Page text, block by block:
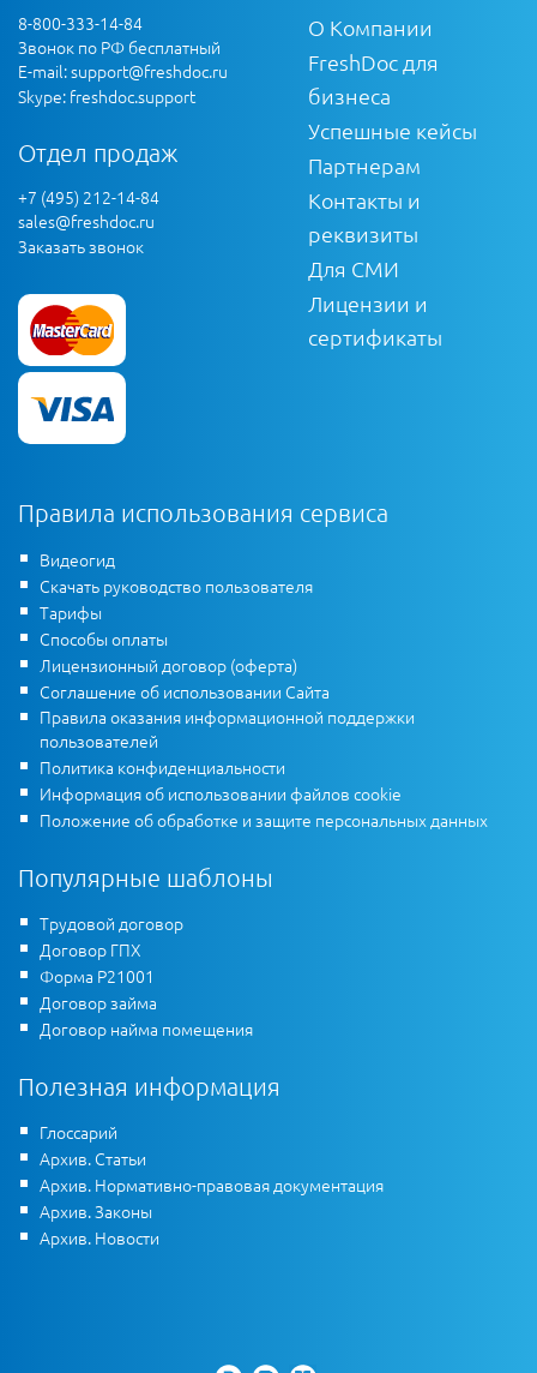
8-800-333-14-84
Звонок по РФ бесплатный
E-mail:support@freshdoc.ru
Skype: freshdoc.support
Отдел продаж
+7 (495) 212-14-84
sales@freshdoc.ru
Заказать звонок
О Компании
FreshDoc для
бизнеса
Успешные кейсы
Партнерам
Контакты и
реквизиты
Для СМИ
Лицензии и
сертификаты
Правила использования сервиса
Видеогид
Скачать руководство пользователя
Тарифы
Способы оплаты
Лицензионный договор (оферта)
Соглашение об использовании Сайта
Правила оказания информационной поддержки
пользователей
Политика конфиденциальности
Информация об использовании файлов cookie
Положение об обработке и защите персональных данных
Популярные шаблоны
Трудовой договор
Договор ГПХ
Форма Р21001
Договор займа
Договор найма помещения
Полезная информация
Глоссарий
Архив. Статьи
Архив. Нормативно-правовая документация
Архив. Законы
Архив. Новости